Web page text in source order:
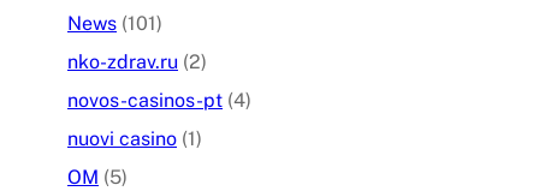
News (101)
nko-zdrav.ru (2)
novos-casinos-pt (4)
nuovi casino (1)
OM (5)